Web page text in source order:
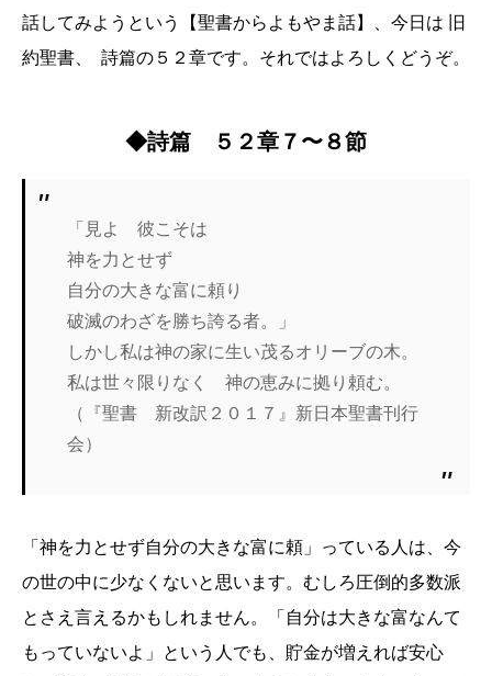
話してみようという【聖書からよもやま話】、今日は 旧
約聖書、 詩篇の５２章です。それではよろしくどうぞ。
◆詩篇 ５２章７〜８節
「見よ 彼こそは
神を力とせず
自分の大きな富に頼り
破滅のわざを勝ち誇る者。」
しかし私は神の家に生い茂るオリーブの木。
私は世々限りなく 神の恵みに拠り頼む。
（『聖書 新改訳２０１７』新日本聖書刊行
会）
「神を力とせず自分の大きな富に頼」っている人は、今
の世の中に少なくないと思います。むしろ圧倒的多数派
とさえ言えるかもしれません。「自分は大きな富なんて
もっていないよ」という人でも、貯金が増えれば安心